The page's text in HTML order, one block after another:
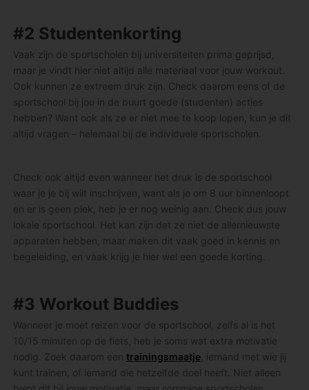
#2 Studentenkorting
Vaak zijn de sportscholen bij universiteiten prima geprijsd,
maar je vindt hier niet altijd alle materiaal voor jouw workout.
Ook kunnen ze extreem druk zijn. Check daarom eens of de
sportschool bij jou in de buurt goede (studenten) acties
hebben? Want ook als ze er niet mee te koop lopen, kun je dit
altijd vragen – helemaal bij de individuele sportscholen.
Check ook altijd even wanneer het druk is de sportschool
waar je je bij wilt inschrijven, want als je om 8 uur binnenloopt
en er is geen plek, heb je er nog weinig aan. Check dus jouw
lokale sportschool. Het kan zijn dat ze niet de allernieuwste
apparaten hebben, maar maken dit vaak goed in kennis en
begeleiding, en vaak krijg je hier wel een goede korting.
#3 Workout Buddies
Wanneer je moet reizen voor de sportschool, zelfs al is het
10/15 minuten op de fiets, heb je soms wat extra motivatie
nodig. Zoek daarom een trainingsmaatje, iemand met wie jij
kunt trainen, of iemand die hetzelfde doel heeft. Niet alleen